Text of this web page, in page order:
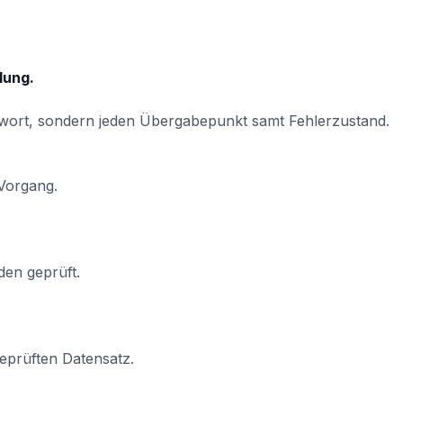
sondern jeden Übergabepunkt samt Fehlerzustand.
geprüft.
Datensatz.